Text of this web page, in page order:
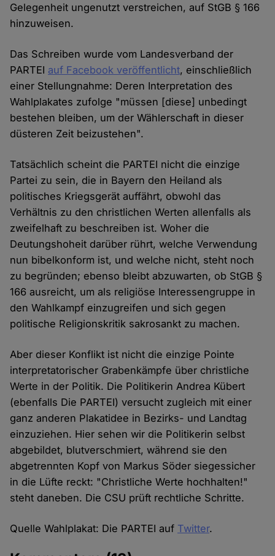
Gelegenheit ungenutzt verstreichen, auf StGB § 166
hinzuweisen.
Das Schreiben wurde vom Landesverband der
PARTEI auf Facebook veröffentlicht, einschließlich
einer Stellungnahme: Deren Interpretation des
Wahlplakates zufolge "müssen [diese] unbedingt
bestehen bleiben, um der Wählerschaft in dieser
düsteren Zeit beizustehen".
Tatsächlich scheint die PARTEI nicht die einzige
Partei zu sein, die in Bayern den Heiland als
politisches Kriegsgerät auffährt, obwohl das
Verhältnis zu den christlichen Werten allenfalls als
zweifelhaft zu beschreiben ist. Woher die
Deutungshoheit darüber rührt, welche Verwendung
nun bibelkonform ist, und welche nicht, steht noch
zu begründen; ebenso bleibt abzuwarten, ob StGB §
166 ausreicht, um als religiöse Interessengruppe in
den Wahlkampf einzugreifen und sich gegen
politische Religionskritik sakrosankt zu machen.
Aber dieser Konflikt ist nicht die einzige Pointe
interpretatorischer Grabenkämpfe über christliche
Werte in der Politik. Die Politikerin Andrea Kübert
(ebenfalls Die PARTEI) versucht zugleich mit einer
ganz anderen Plakatidee in Bezirks- und Landtag
einzuziehen. Hier sehen wir die Politikerin selbst
abgebildet, blutverschmiert, während sie den
abgetrennten Kopf von Markus Söder siegessicher
in die Lüfte reckt: "Christliche Werte hochhalten!"
steht daneben. Die CSU prüft rechtliche Schritte.
Quelle Wahlplakat: Die PARTEI auf Twitter.